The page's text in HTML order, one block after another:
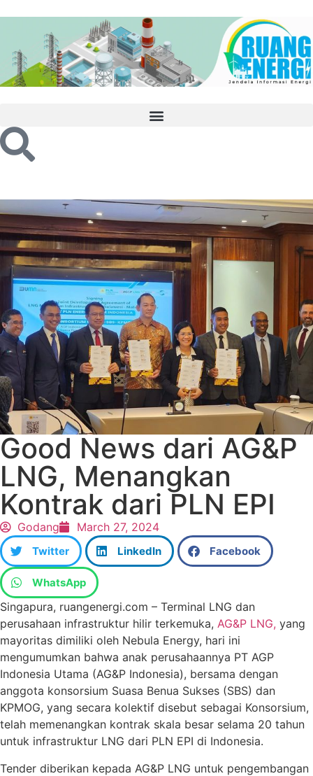
Good News dari AG&P
LNG, Menangkan
Kontrak dari PLN EPI
Godang March 27, 2024
Twitter LinkedIn Facebook
WhatsApp
Singapura, ruangenergi.com – Terminal LNG dan
perusahaan infrastruktur hilir terkemuka, AG&P LNG, yang
mayoritas dimiliki oleh Nebula Energy, hari ini
mengumumkan bahwa anak perusahaannya PT AGP
Indonesia Utama (AG&P Indonesia), bersama dengan
anggota konsorsium Suasa Benua Sukses (SBS) dan
KPMOG, yang secara kolektif disebut sebagai Konsorsium,
telah memenangkan kontrak skala besar selama 20 tahun
untuk infrastruktur LNG dari PLN EPI di Indonesia.
Tender diberikan kepada AG&P LNG untuk pengembangan